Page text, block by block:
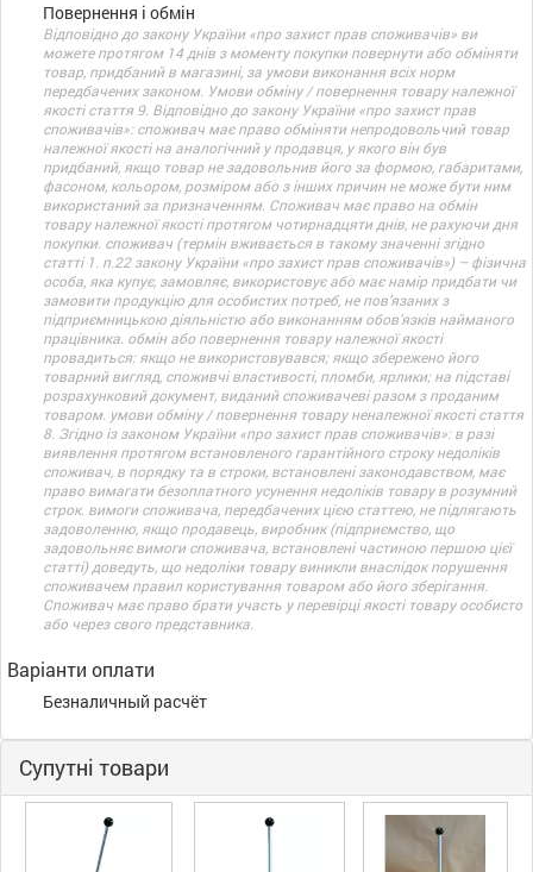
Повернення і обмін
Відповідно до закону України «про захист прав споживачів» ви
можете протягом 14 днів з моменту покупки повернути або обміняти
товар, придбаний в магазині, за умови виконання всіх норм
передбачених законом. Умови обміну / повернення товару належної
якості стаття 9. Відповідно до закону України «про захист прав
споживачів»: споживач має право обміняти непродовольчий товар
належної якості на аналогічний у продавця, у якого він був
придбаний, якщо товар не задовольнив його за формою, габаритами,
фасоном, кольором, розміром або з інших причин не може бути ним
використаний за призначенням. Споживач має право на обмін
товару належної якості протягом чотирнадцяти днів, не рахуючи дня
покупки. споживач (термін вживається в такому значенні згідно
статті 1. п.22 закону України «про захист прав споживачів») – фізична
особа, яка купує, замовляє, використовує або має намір придбати чи
замовити продукцію для особистих потреб, не пов’язаних з
підприємницькою діяльністю або виконанням обов’язків найманого
працівника. обмін або повернення товару належної якості
провадиться: якщо не використовувався; якщо збережено його
товарний вигляд, споживчі властивості, пломби, ярлики; на підставі
розрахунковий документ, виданий споживачеві разом з проданим
товаром. умови обміну / повернення товару неналежної якості стаття
8. Згідно із законом України «про захист прав споживачів»: в разі
виявлення протягом встановленого гарантійного строку недоліків
споживач, в порядку та в строки, встановлені законодавством, має
право вимагати безоплатного усунення недоліків товару в розумний
строк. вимоги споживача, передбачених цією статтею, не підлягають
задоволенню, якщо продавець, виробник (підприємство, що
задовольняє вимоги споживача, встановлені частиною першою цієї
статті) доведуть, що недоліки товару виникли внаслідок порушення
споживачем правил користування товаром або його зберігання.
Споживач має право брати участь у перевірці якості товару особисто
або через свого представника.
Варіанти оплати
Безналичный расчёт
Супутні товари